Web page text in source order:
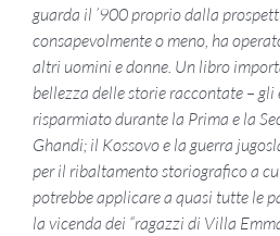
guarda il ’900 proprio dalla
consapevolmente o meno, ha
altri uomini e donne. Un libro
bellezza delle storie raccontate – gli
risparmiato durante la Prima e la
Ghandi; il Kossovo e la guerra
per il ribaltamento storiografico a
potrebbe applicare a quasi tutte le
la vicenda dei “ragazzi di Villa